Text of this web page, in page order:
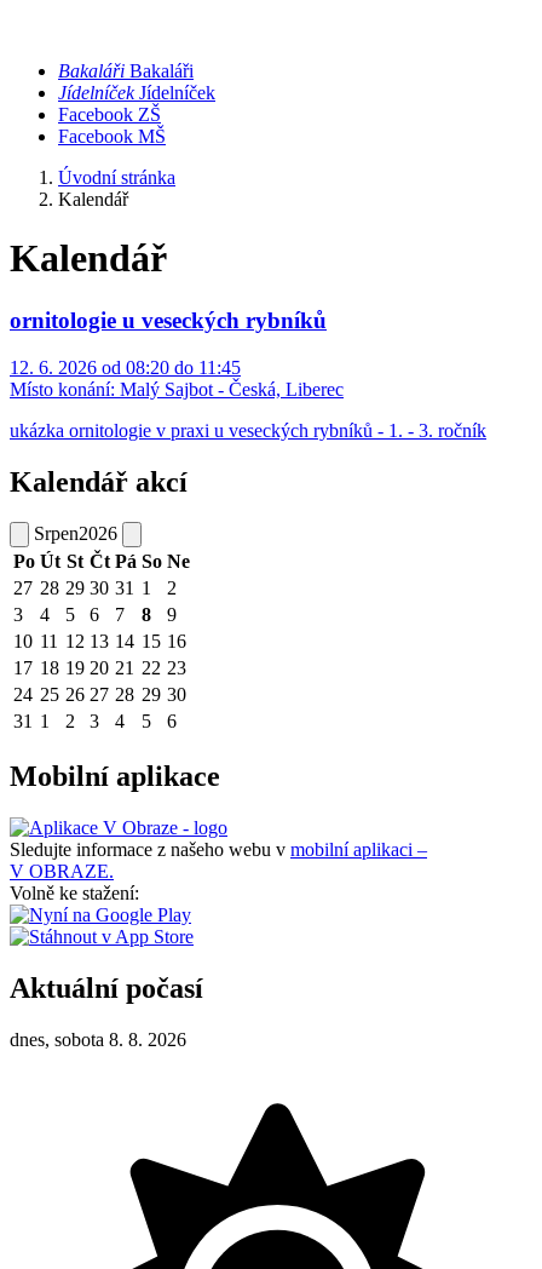
Bakaláři Bakaláři
Jídelníček Jídelníček
Facebook ZŠ
Facebook MŠ
Úvodní stránka
Kalendář
Kalendář
ornitologie u veseckých rybníků
12. 6. 2026 od 08:20 do 11:45
Místo konání: Malý Sajbot - Česká, Liberec
ukázka ornitologie v praxi u veseckých rybníků - 1. - 3. ročník
Kalendář akcí
Srpen2026
Po Út St Čt Pá So Ne
27 28 29 30 31 1
2
3
4 5 6 7 8
9
10 11 12 13 14 15 16
17 18 19 20 21 22 23
24 25 26 27 28 29 30
31 1 2 3 4 5 6
Mobilní aplikace
Sledujte informace z našeho webu v mobilní aplikaci –
V OBRAZE.
Volně ke stažení:
Aktuální počasí
dnes, sobota 8. 8. 2026